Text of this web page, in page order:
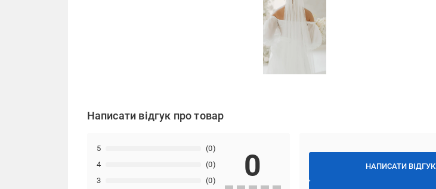
Написати відгук про товар
НАПИСАТИ ВІДГУК
3 (0)
4 (0)
5 (0)
0